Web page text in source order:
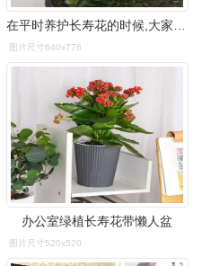
在平时养护长寿花的时候,大家可以注意以下三个要点,把长寿花盆栽养成
图片尺寸640x776
办公室绿植长寿花带懒人盆
图片尺寸520x520